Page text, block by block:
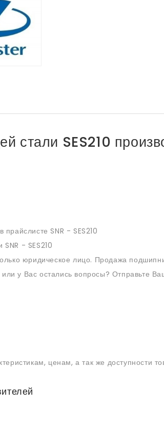
стали SES210
SNR - SES210
- SES210
юридическое лицо. Продажа
у Вас остались вопросы? Отправьте
ценам, а так же доступности